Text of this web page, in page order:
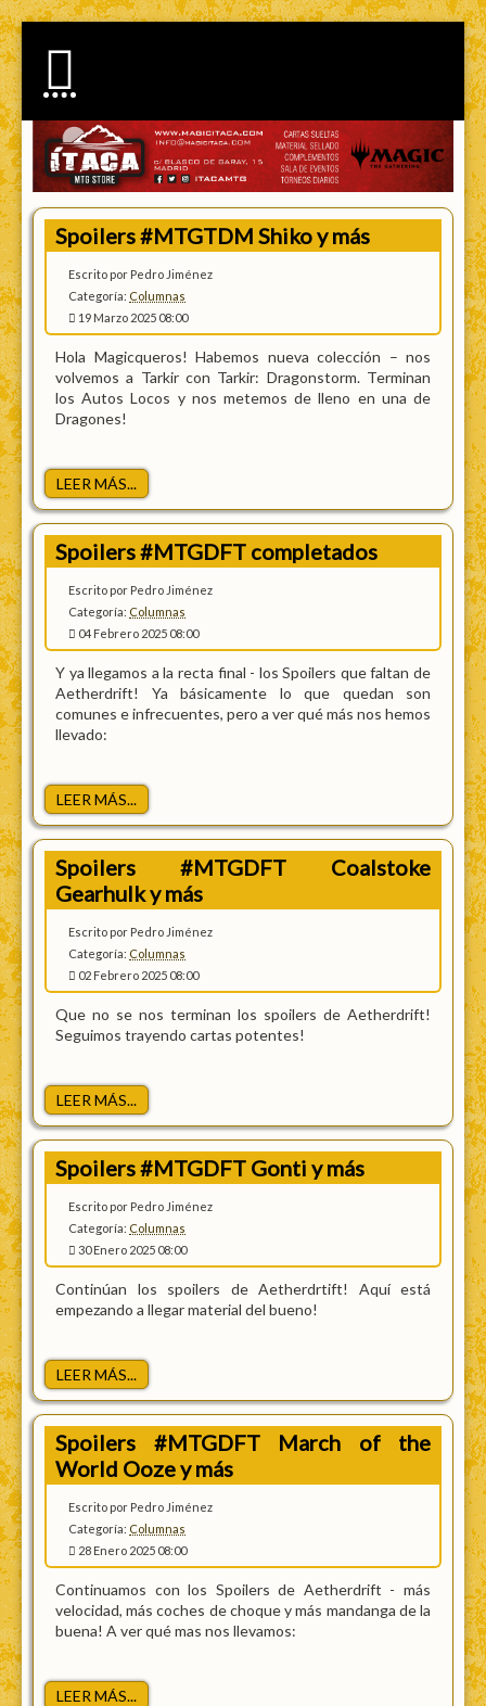
Spoilers #MTGTDM Shiko y más
Escrito por Pedro Jiménez
Categoría: Columnas
19 Marzo 2025 08:00
Hola Magicqueros! Habemos nueva colección – nos
volvemos a Tarkir con Tarkir: Dragonstorm. Terminan
los Autos Locos y nos metemos de lleno en una de
Dragones!
LEER MÁS...
Spoilers #MTGDFT completados
Escrito por Pedro Jiménez
Categoría: Columnas
04 Febrero 2025 08:00
Y ya llegamos a la recta final - los Spoilers que faltan de
Aetherdrift! Ya básicamente lo que quedan son
comunes e infrecuentes, pero a ver qué más nos hemos
llevado:
LEER MÁS...
Spoilers #MTGDFT Coalstoke
Gearhulk y más
Escrito por Pedro Jiménez
Categoría: Columnas
02 Febrero 2025 08:00
Que no se nos terminan los spoilers de Aetherdrift!
Seguimos trayendo cartas potentes!
LEER MÁS...
Spoilers #MTGDFT Gonti y más
Escrito por Pedro Jiménez
Categoría: Columnas
30 Enero 2025 08:00
Continúan los spoilers de Aetherdrtift! Aquí está
empezando a llegar material del bueno!
LEER MÁS...
Spoilers #MTGDFT March of the
World Ooze y más
Escrito por Pedro Jiménez
Categoría: Columnas
28 Enero 2025 08:00
Continuamos con los Spoilers de Aetherdrift - más
velocidad, más coches de choque y más mandanga de la
buena! A ver qué mas nos llevamos:
LEER MÁS...